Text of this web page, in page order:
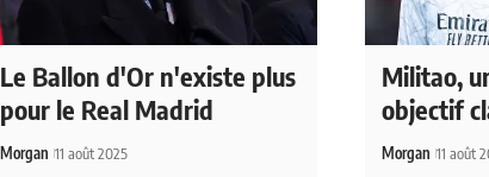
Le Ballon d'Or n'existe plus
pour le Real Madrid
Morgan 11 août 2025
Militao,
objectif
Morgan 11 août